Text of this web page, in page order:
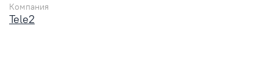
Компания
Tele2